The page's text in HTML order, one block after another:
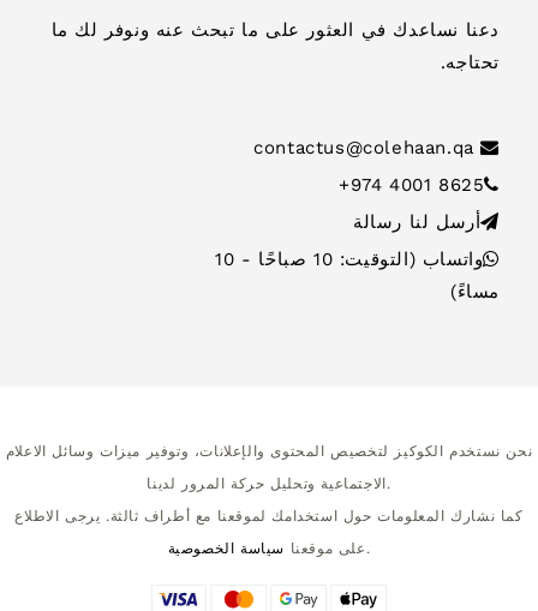
دعنا نساعدك في العثور على ما تبحث عنه ونوفر لك ما
تحتاجه.
contactus@colehaan.qa
+974 4001 8625
أرسل لنا رسالة
واتساب (التوقيت: 10 صباحًا - 10
مساءً)
نحن نستخدم الكوكيز لتخصيص المحتوى والإعلانات، وتوفير ميزات وسائل الاعلام
الاجتماعية وتحليل حركة المرور لدينا.
كما نشارك المعلومات حول استخدامك لموقعنا مع أطراف ثالثة. يرجى الاطلاع
على موقعنا سياسة الخصوصية .